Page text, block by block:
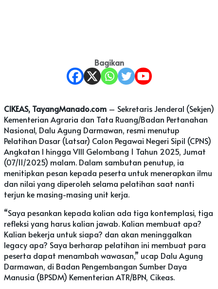
Bagikan
CIKEAS, TayangManado.com – Sekretaris Jenderal (Sekjen)
Kementerian Agraria dan Tata Ruang/Badan Pertanahan
Nasional, Dalu Agung Darmawan, resmi menutup
Pelatihan Dasar (Latsar) Calon Pegawai Negeri Sipil (CPNS)
Angkatan I hingga VIII Gelombang 1 Tahun 2025, Jumat
(07/11/2025) malam. Dalam sambutan penutup, ia
menitipkan pesan kepada peserta untuk menerapkan ilmu
dan nilai yang diperoleh selama pelatihan saat nanti
terjun ke masing-masing unit kerja.
“Saya pesankan kepada kalian ada tiga kontemplasi, tiga
refleksi yang harus kalian jawab. Kalian membuat apa?
Kalian bekerja untuk siapa? dan akan meninggalkan
legacy apa? Saya berharap pelatihan ini membuat para
peserta dapat menambah wawasan,” ucap Dalu Agung
Darmawan, di Badan Pengembangan Sumber Daya
Manusia (BPSDM) Kementerian ATR/BPN, Cikeas.